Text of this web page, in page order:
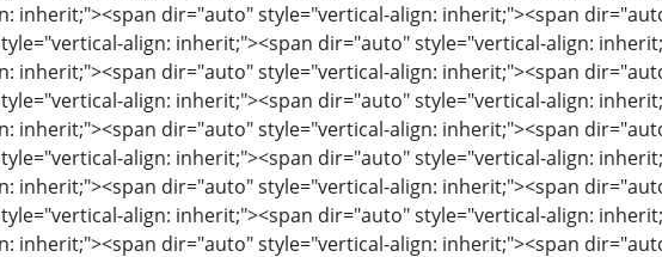
inherit;"><span dir="auto" style="vertical-align: inherit;"><span
align: inherit;"><span dir="auto" style="vertical-align:
inherit;"><span dir="auto" style="vertical-align: inherit;"><span
align: inherit;"><span dir="auto" style="vertical-align:
inherit;"><span dir="auto" style="vertical-align: inherit;"><span
align: inherit;"><span dir="auto" style="vertical-align:
inherit;"><span dir="auto" style="vertical-align: inherit;"><span
align: inherit;"><span dir="auto" style="vertical-align:
inherit;"><span dir="auto" style="vertical-align: inherit;"><span